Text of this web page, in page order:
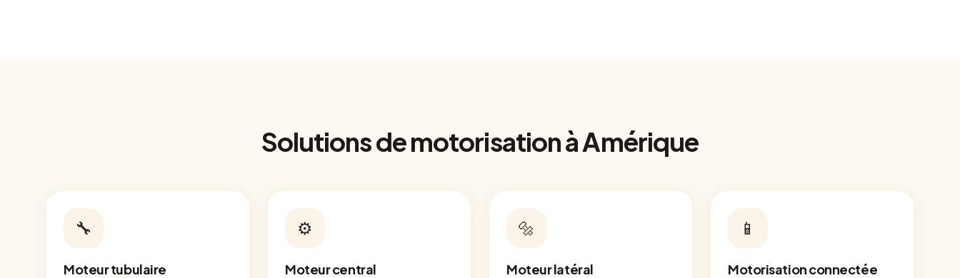
Solutions de motorisation à Amérique
🔧
Moteur tubulaire
⚙️
Moteur central
🔩
Moteur latéral
📱
Motorisation connectée